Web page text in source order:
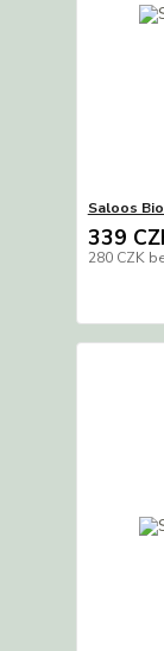
Saloos
339
280 CZK